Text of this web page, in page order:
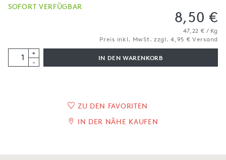
SOFORT VERFÜGBAR
8,50 €
47,22 € / Kg
Preis inkl. MwSt. zzgl. 4,95 € Versand
+
-
IN DEN WARENKORB
ZU DEN FAVORITEN
IN DER NÄHE KAUFEN